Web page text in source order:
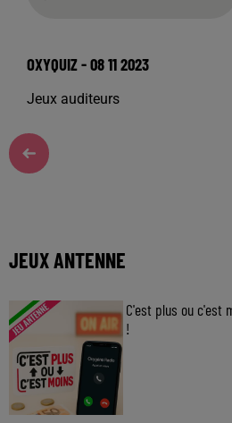
OXYQUIZ - 08 11 2023
Jeux auditeurs
JEUX ANTENNE
C'est plus ou c'est
!